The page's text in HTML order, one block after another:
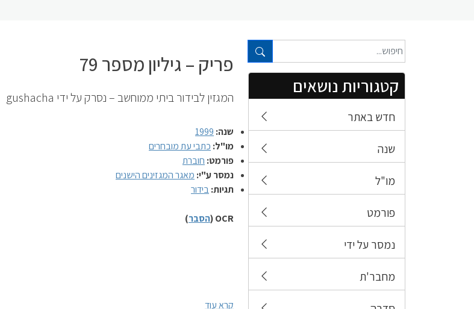
טקסט חופשי...
קטגוריות נושאים
חדש באתר
שנה
מו"ל
פורמט
נמסר על ידי
מחבר'ת
פריק – גיליון מספר 79
המגזין לבידור ביתי ממוחשב – נסרק על ידי gushacha
שנה: 1999
מו"ל: כתבי עת מובחרים
פורמט: חוברת
נמסר ע"י: מאגר המגזינים הישנים
תגיות:בידור
OCR ( הסבר)
קרא עוד